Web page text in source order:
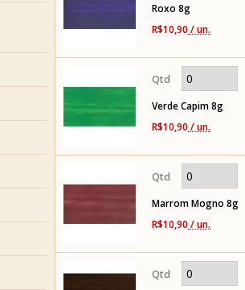
Roxo 8g
R$10,90 / un.
Verde Capim 8g
R$10,90 / un.
Marrom Mogno 8g
R$10,90 / un.